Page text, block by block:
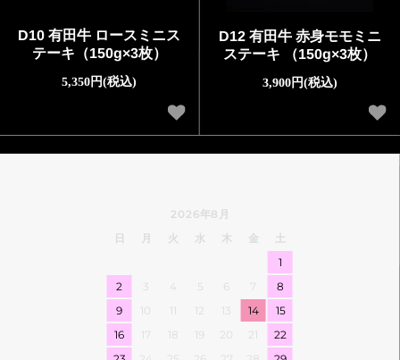
D10 有田牛 ロースミニス
テーキ（150g×3枚）
5,350円(税込)
D12 有田牛 赤身モモミニ
ステーキ （150g×3枚）
3,900円(税込)
2026年8月
日 月 火 水 木 金 土
1
2 3 4 5 6 8
9 10 11 12 13 14 15
16 17 18 19 20 21 22